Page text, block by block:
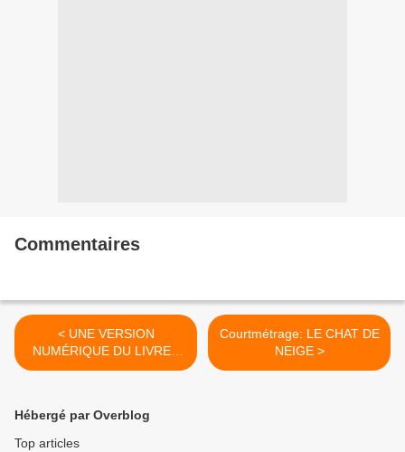
Commentaires
< UNE VERSION
NUMÉRIQUE DU LIVRE "
L'HERBIER DES FÉES " ,
Courtmétrage: LE CHAT DE
NEIGE >
Hébergé par Overblog
Top articles